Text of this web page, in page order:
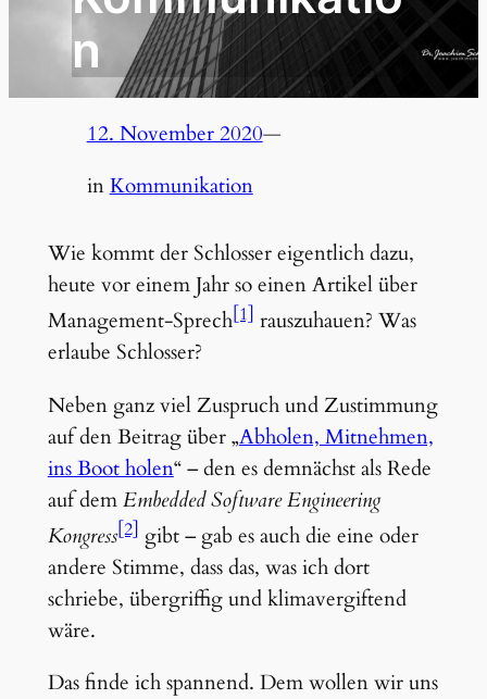
n
12. November 2020—
inKommunikation
Wie kommt der Schlosser eigentlich dazu,
heute vor einem Jahr so einen Artikel über
Management-Sprech[1] rauszuhauen? Was
erlaube Schlosser?
Neben ganz viel Zuspruch und Zustimmung
auf den Beitrag über „Abholen, Mitnehmen,
ins Boot holen“ – den es demnächst als Rede
auf demEmbedded Software Engineering
Kongress[2] gibt – gab es auch die eine oder
andere Stimme, dass das, was ich dort
schriebe, übergriffig und klimavergiftend
wäre.
Das finde ich spannend. Dem wollen wir uns